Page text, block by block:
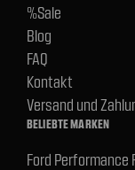
%Sale
Blog
FAQ
Kontakt
Versand und
BELIEBTE MARKEN
Ford Performance